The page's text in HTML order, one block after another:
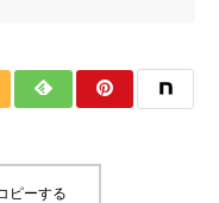
ピーする